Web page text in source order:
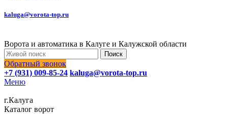
kaluga@vorota-top.ru
Ворота и автоматика в Калуге и Калужской области
Поиск
Обратный звонок
+7 (931) 009-85-24 kaluga@vorota-top.ru
Меню
г.Калуга
Каталог ворот